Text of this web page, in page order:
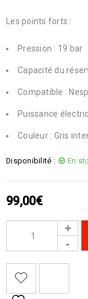
Les points forts :
Pression : 19 bar
Capacité du
Compatible :
Puissance
Couleur : Gris
Disponibilité : En
99,00€